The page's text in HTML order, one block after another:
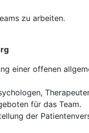
zu arbeiten.
einer offenen
für das Team.
der